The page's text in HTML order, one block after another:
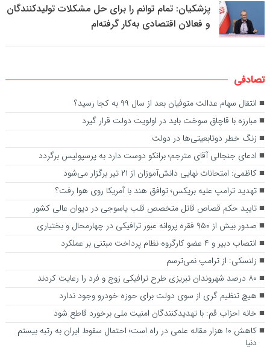
پزشکیان: تمام توانم را برای حل مشکلات تولیدکنندگان
و فعالان اقتصادی به‌کار گرفته‌ام
تصادفی
انتقال سهام عدالت متوفیان بعد از سال ۹۹ به کجا رسید؟
مبارزه با قاچاق سوخت باید در اولویت دولت قرار گیرد
زنگ خطر دوتابعیتی‌ها در دولت
ادعای جنجالی آقای مترجم؛ برانکو دوست دارد به پرسپولیس برگردد
کاظمی: امتحانات نهایی دانش‌آموزان از ۲۱ تیر برگزار می‌شود
تهدید ترامپ علیه بریکس؛ توافق هند با آمریکا روی هوا رفت؟
تایید حکم قصاص قاتل متخصص قلب یاسوجی در دیوان عالی کشور
صدور بیش از ۹۵۰ فقره پروانه عبور ترافیکی در چهارمحال و بختیاری
انتصاب دبیر و ۴ عضو کارگروه نظام پرداخت مبتنی بر عملکرد
زلنسکی: از ترامپ نمی‌ترسم
۸۰ درصد شهروندان تبریزی طرح ترافیکی زوج و فرد را رعایت کردند
هیچ تنظیم گری از سوی دولت برای حوزه خودرو وجود ندارد
خانه احزاب قم: با تهدیدکنندگان امنیت ملی برخورد قاطع شود
کاهش ۱۰ هزار مقاله علمی در راه است؛ احتمال سقوط ایران به رتبه بیستم
دنیا